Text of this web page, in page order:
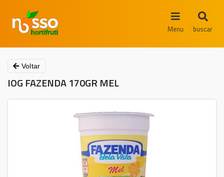
Menu buscar
Voltar
IOG FAZENDA 170GR MEL